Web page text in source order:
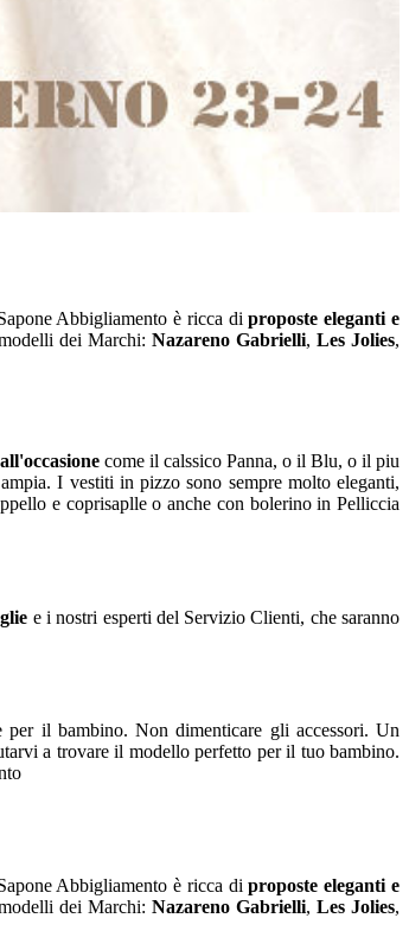
Abbigliamento è ricca diproposte eleganti e
dei Marchi: Nazareno Gabrielli, Les Jolies,
come il calssico Panna, o il Blu, o il piu
I vestiti in pizzo sono sempre molto eleganti,
e coprisaplle o anche con bolerino in Pelliccia
e i nostri esperti del Servizio Clienti, che saranno
il bambino. Non dimenticare gli accessori. Un
a trovare il modello perfetto per il tuo bambino.
Abbigliamento è ricca diproposte eleganti e
dei Marchi: Nazareno Gabrielli, Les Jolies,